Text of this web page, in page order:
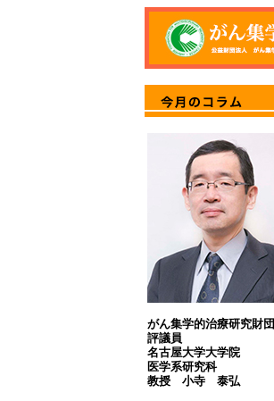
がん集学的治療研究財団
評議員
名古屋大学大学院
医学系研究科
教授 小寺 泰弘